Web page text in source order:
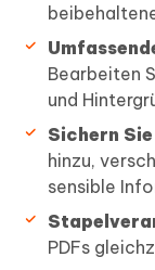
Bearbeiten
und
Sichern
hinzu,
sensible
PDFs